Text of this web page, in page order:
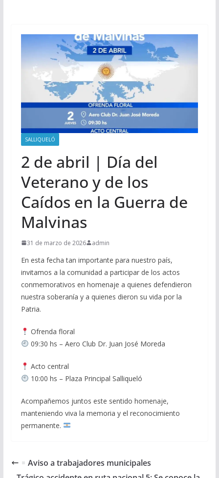
SALLIQUELÓ
2 de abril | Día del
Veterano y de los
Caídos en la Guerra de
Malvinas
31 de marzo de 2026 admin
En esta fecha tan importante para nuestro país,
invitamos a la comunidad a participar de los actos
conmemorativos en homenaje a quienes defendieron
nuestra soberanía y a quienes dieron su vida por la
Patria.
Ofrenda floral
09:30 hs – Aero Club Dr. Juan José Moreda
Acto central
10:00 hs – Plaza Principal Salliqueló
Acompañemos juntos este sentido homenaje,
manteniendo viva la memoria y el reconocimiento
permanente.
Aviso a trabajadores municipales